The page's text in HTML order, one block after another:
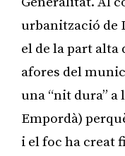
urbanització de
el de la part alta
afores del
una “nit dura” a
Empordà)
i el foc ha creat